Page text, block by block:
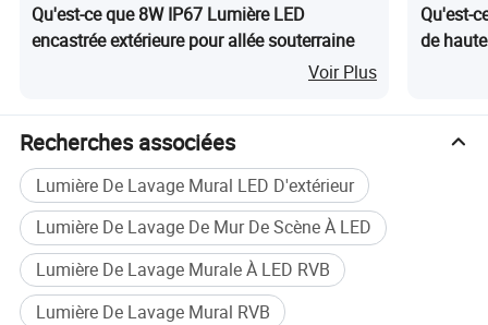
La personnalisation des produits d'éclairage non standard
est la tendance de développement dominante sur le
clients des solutions personnalisées pour des lampes non
standard dans le cadre de plusieurs projets au cours des
dernières années, y compris l'aéroport Daxinig, Shanghai
Shenkeng Hotel, Etc. Nous répondons très rapidement aux
exigences des produits non standard et sommes prêts à
soutenir tous nos clients avec des solutions d'éclairage
uniques selon le style de conception architecturale de
l'éclairage.
Qu'est-ce que 8W IP67 Lumière LED
encastrée extérieure pour allée souterraine
Voir Plus
Qu'est-
de
Recherches associées
Lumière De Lavage Mural LED D'extérieur
Lumière De Lavage De Mur De Scène À LED
Lumière De Lavage Murale À LED RVB
Lumière De Lavage Mural RVB